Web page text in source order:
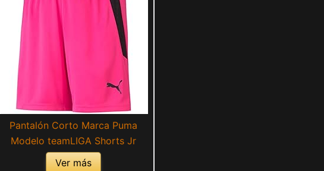
Pantalón Corto Marca Puma
Modelo teamLIGA Shorts Jr
Ver más